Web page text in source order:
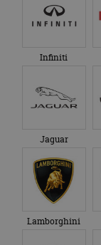
Infiniti
Jaguar
Lamborghini